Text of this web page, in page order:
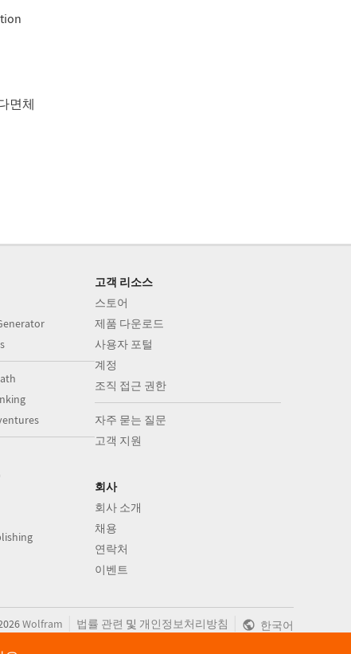
면체
고객 리소스
스토어
제품 다운로드
사용자 포털
계정
조직 접근 권한
자주 묻는 질문
고객 지원
회사
회사 소개
채용
연락처
이벤트
Wolfram 법률 관련 및 개인정보처리방침 한국어